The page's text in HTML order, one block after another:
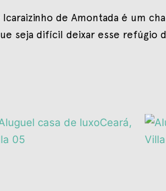
de Amontada é um
seja difícil deixar esse refúgio